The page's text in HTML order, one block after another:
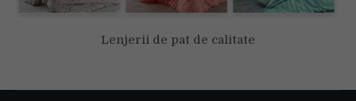
Lenjerii de pat de calitate
Poți afla mai multe despre cookie-urile pe care le folosim sau să